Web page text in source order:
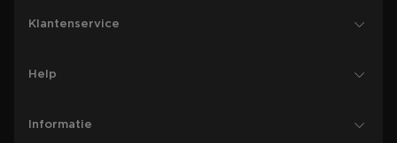
Klantenservice
Help
Informatie